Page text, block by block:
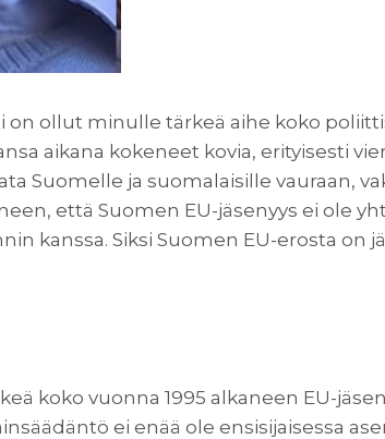
ollut minulle tärkeä aihe koko
aikana kokeneet kovia, erityisesti
Suomelle ja suomalaisille vauraan,
että Suomen EU-jäsenyys ei ole
kanssa. Siksi Suomen EU-erosta on
koko vuonna 1995 alkaneen EU-
ei enää ole ensisijaisessa